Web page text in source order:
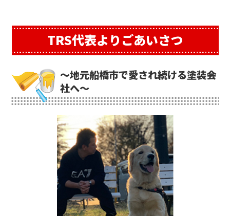
TRS代表よりごあいさつ
～地元船橋市で愛され続ける塗装会
社へ～